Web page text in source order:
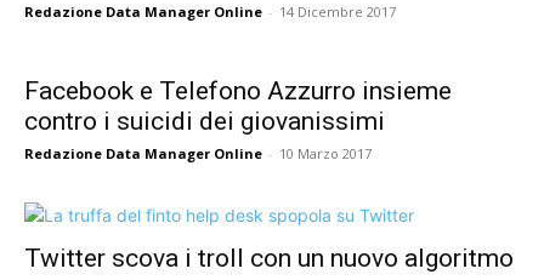
Redazione Data Manager Online - 14 Dicembre 2017
Facebook e Telefono Azzurro insieme
contro i suicidi dei giovanissimi
Redazione Data Manager Online - 10 Marzo 2017
Twitter scova i troll con un nuovo algoritmo